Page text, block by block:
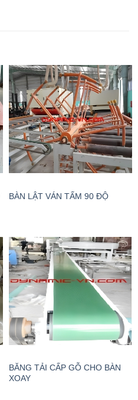
BÀN LẬT VÁN TẤM 90 ĐỘ
BĂNG TẢI CẤP GỖ CHO BÀN
XOAY